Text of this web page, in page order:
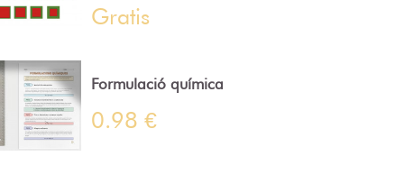
Gratis
Formulació química
0.98 €